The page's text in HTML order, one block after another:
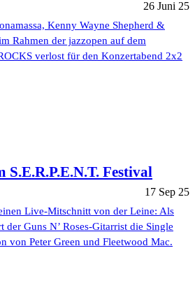
26 Juni 25
Kenny Wayne Shepherd &
Rahmen der jazzopen auf dem
verlost für den Konzertabend 2x2
S.E.R.P.E.N.T. Festival
17 Sep 25
Live-Mitschnitt von der Leine: Als
der Guns N’ Roses-Gitarrist die Single
von Peter Green und Fleetwood Mac.